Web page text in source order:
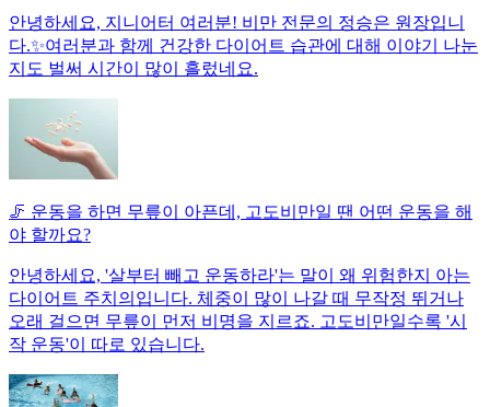
안녕하세요, 지니어터 여러분! 비만 전문의 정승은 원장입니
다.✨여러분과 함께 건강한 다이어트 습관에 대해 이야기 나눈
지도 벌써 시간이 많이 흘렀네요.
🦵 운동을 하면 무릎이 아픈데, 고도비만일 땐 어떤 운동을 해
야 할까요?
안녕하세요, '살부터 빼고 운동하라'는 말이 왜 위험한지 아는
다이어트 주치의입니다. 체중이 많이 나갈 때 무작정 뛰거나
오래 걸으면 무릎이 먼저 비명을 지르죠. 고도비만일수록 '시
작 운동'이 따로 있습니다.